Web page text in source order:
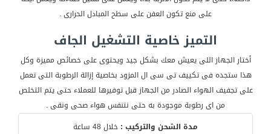
على منع تكون العفن على سطح المبادل الحرارى .
التميز خاصية التشغيل الجاف
أختار الجهاز اللى يعيش معك بشكل جيد ويحتوى على خصائص مميزة وكل
هذا ستجده فى تكييف تى سى ال المزود بخاصية إزالة الرطوبة التى تعمل
على تجفيف الهواء الصادر من الجهاز قبل توفيرها للعملاء حتى يتم التخلص
من اى رطوبة موجودة به حتى نتنفس هواء صحى ونقى .
مدة الشحن والتركيب : خلال 48 ساعة